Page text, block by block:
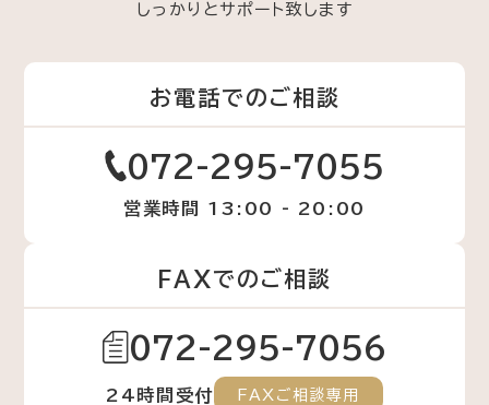
しっかりとサポート致します
お電話でのご相談
072-295-7055
営業時間 13:00 - 20:00
FAXでのご相談
072-295-7056
24時間受付 FAXご相談専用